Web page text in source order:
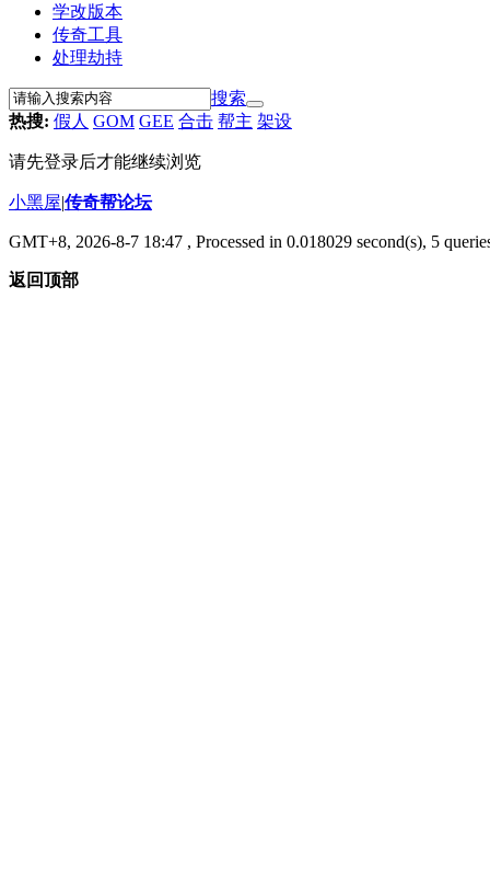
学改版本
传奇工具
处理劫持
搜索
热搜: 假人 GOM GEE 合击 帮主 架设
请先登录后才能继续浏览
小黑屋|传奇帮论坛
GMT+8, 2026-8-7 18:47 , Processed in 0.018029 second(s), 5
返回顶部